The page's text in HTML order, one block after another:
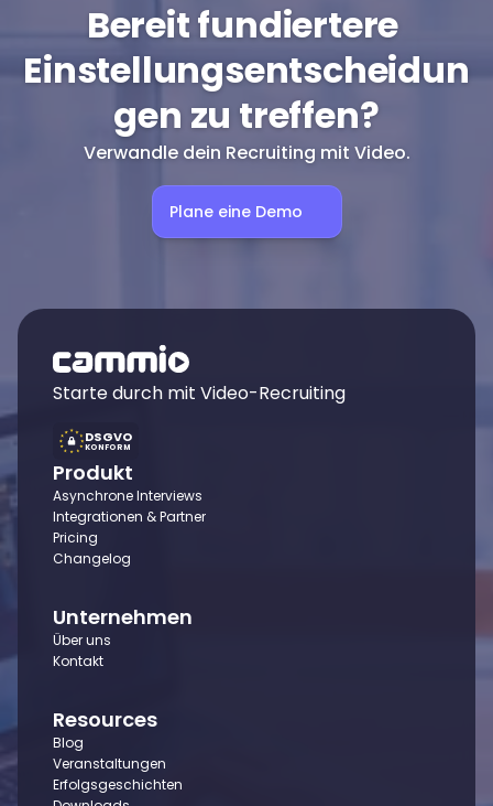
Bereit fundiertere
Einstellungsentscheidun
gen zu treffen?
Verwandle dein Recruiting mit Video.
Plane eine Demo
Starte durch mit Video-Recruiting
DSGVO
KONFORM
Produkt
Asynchrone Interviews
Integrationen & Partner
Pricing
Changelog
Unternehmen
Über uns
Kontakt
Resources
Blog
Veranstaltungen
Erfolgsgeschichten